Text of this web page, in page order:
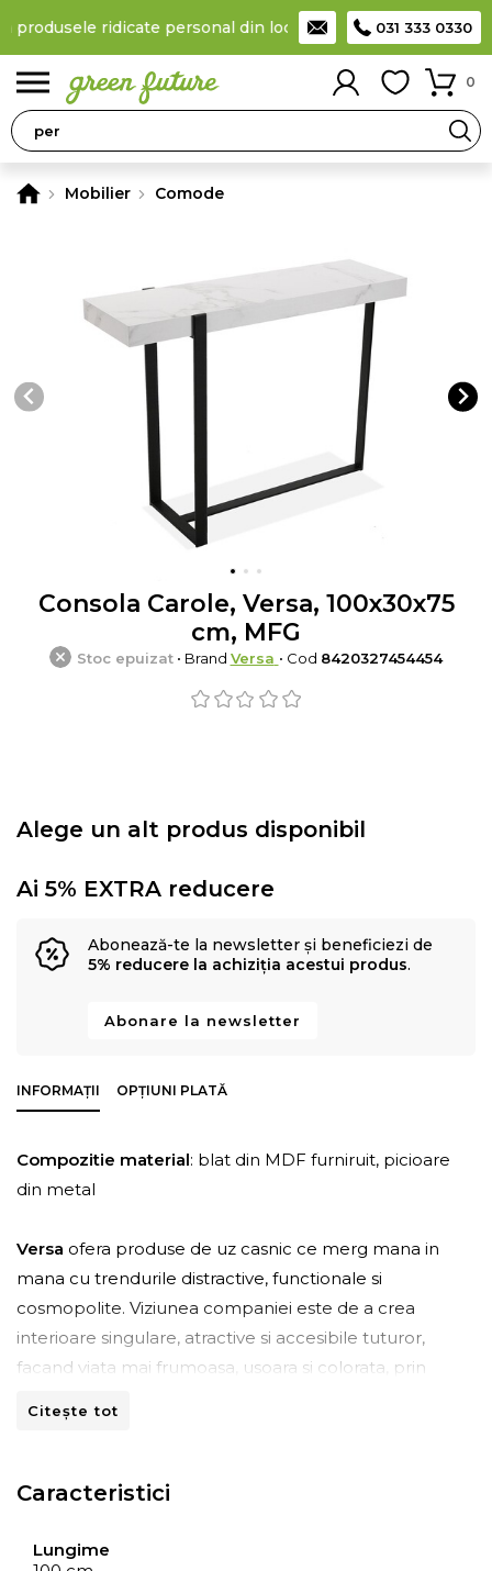
produsele ridicate personal din locker Taxă de livrare 11,99
031 333 0330
0
Mobilier Comode
Consola Carole, Versa, 100x30x75
cm, MFG
Stoc epuizat• Brand Versa • Cod 8420327454454
Alege un alt produs disponibil
Ai 5% EXTRA reducere
Abonează-te la newsletter și beneficiezi de
5% reducere la achiziția acestui produs.
Abonare la newsletter
INFORMAȚII OPȚIUNI PLATĂ
Compozitie material: blat din MDF furniruit, picioare
din metal
Versa ofera produse de uz casnic ce merg mana in
mana cu trendurile distractive, functionale si
cosmopolite. Viziunea companiei este de a crea
interioare singulare, atractive si accesibile tuturor,
facand viata mai frumoasa, usoara si colorata, prin
Citește tot
Caracteristici
Lungime